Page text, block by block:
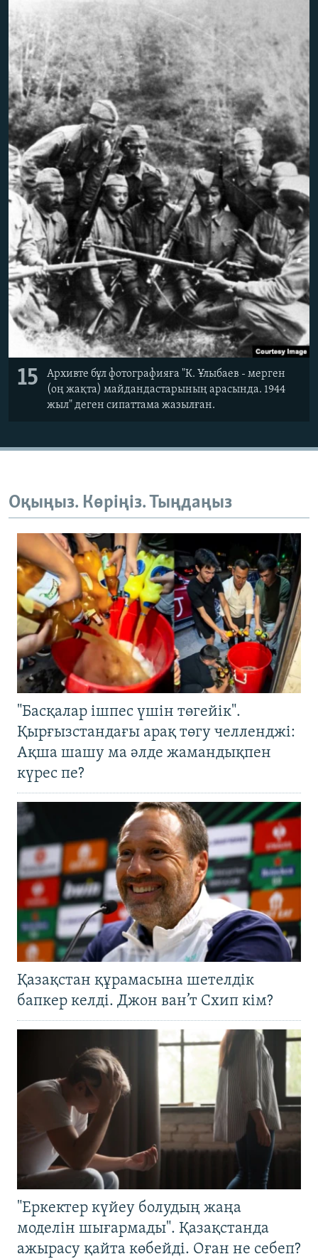
15
Архивте бұл фотографияға "К. Ұлыбаев - мерген
(оң жақта) майдандастарының арасында. 1944
жыл" деген сипаттама жазылған.
Оқыңыз. Көріңіз. Тыңдаңыз
"Басқалар ішпес үшін төгейік".
Қырғызстандағы арақ төгу челленджі:
Ақша шашу ма әлде жамандықпен
күрес пе?
Қазақстан құрамасына шетелдік
бапкер келді. Джон ван’т Схип кім?
"Еркектер күйеу болудың жаңа
моделін шығармады". Қазақстанда
ажырасу қайта көбейді. Оған не себеп?